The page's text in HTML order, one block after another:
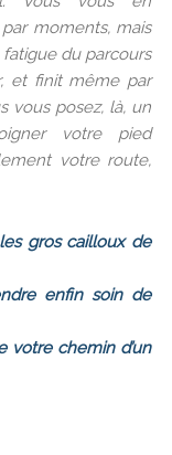
moments, mais
du parcours
et finit même par
vous posez, là, un
votre pied
votre route,
gros cailloux de
enfin soin de
votre chemin d’un